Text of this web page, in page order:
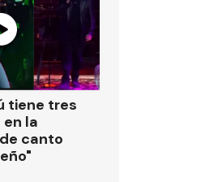
tiene tres
la
canto